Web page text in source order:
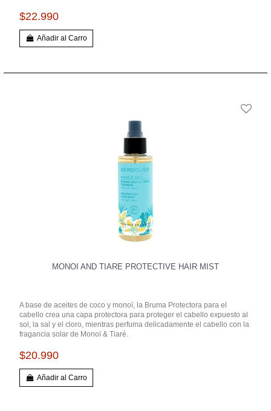
$22.990
Añadir al Carro
MONOI AND TIARE PROTECTIVE HAIR MIST
A base de aceites de coco y monoï, la Bruma Protectora para el
cabello crea una capa protectora para proteger el cabello expuesto al
sol, la sal y el cloro, mientras perfuma delicadamente el cabello con la
fragancia solar de Monoï & Tiaré.
$20.990
Añadir al Carro